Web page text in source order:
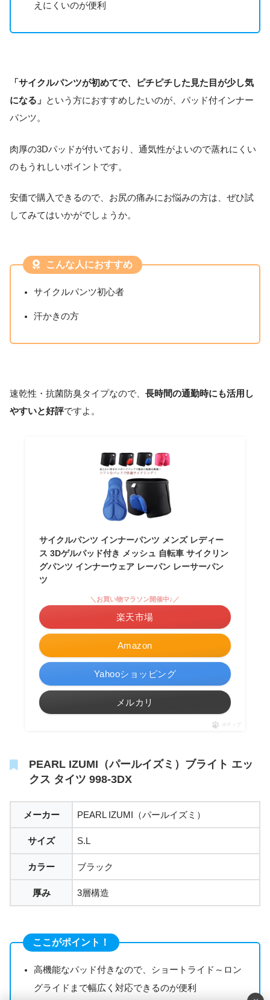
えにくいのが便利
「サイクルパンツが初めてで、ピチピチした見た目が少し気
になる」 という方におすすめしたいのが、パッド付インナー
パンツ。
肉厚の3Dパッドが付いており、通気性がよいので蒸れにくい
のもうれしいポイントです。
安価で購入できるので、お尻の痛みにお悩みの方は、ぜひ試
してみてはいかがでしょうか。
こんな人におすすめ
サイクルパンツ初心者
汗かきの方
速乾性・抗菌防臭タイプなので、 長時間の通勤時にも活用し
やすいと好評ですよ。
サイクルパンツ インナーパンツ メンズ レディー
ス 3Dゲルパッド付き メッシュ 自転車 サイクリン
グパンツ インナーウェア レーパン レーサーパン
ツ
Amazon
＼お買い物マラソン開催中♪／
楽天市場
Yahooショッピング
メルカリ
ポチップ
PEARL IZUMI（パールイズミ）ブライト エッ
クス タイツ 998-3DX
メーカー PEARL IZUMI（パールイズミ）
サイズ S.L
カラー ブラック
厚み 3層構造
ここがポイント！
高機能なパッド付きなので、ショートライド～ロン
グライドまで幅広く対応できるのが便利